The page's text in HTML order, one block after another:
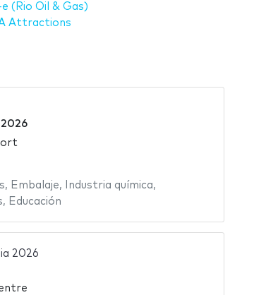
e (Rio Oil & Gas)
Attractions
, Embalaje, Industria química,
, Educación
2026